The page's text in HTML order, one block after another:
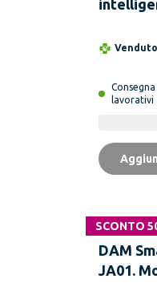
e della
Consegna
lavorativi
SCONTO
DAM
JA01.